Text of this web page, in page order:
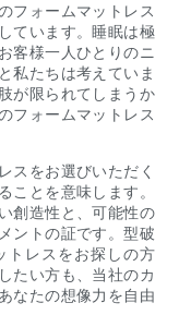
フォームマットレス
ています。睡眠は極
客様一人ひとりのニ
私たちは考えていま
が限られてしまうか
フォームマットレス
スをお選びいただく
ことを意味します。
創造性と、可能性の
ントの証です。型破
トレスをお探しの方
たい方も、当社のカ
なたの想像力を自由